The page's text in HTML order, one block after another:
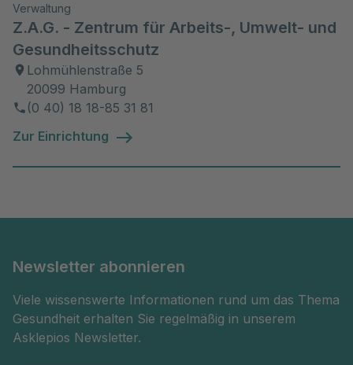
Verwaltung
Z.A.G. - Zentrum für Arbeits-, Umwelt- und
Gesundheitsschutz
Lohmühlenstraße 5
20099 Hamburg
(0 40) 18 18-85 31 81
Zur Einrichtung
Newsletter abonnieren
Viele wissenswerte Informationen rund um das Thema
Gesundheit erhalten Sie regelmäßig in unserem
Asklepios Newsletter.